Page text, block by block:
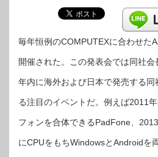
に
合
せ
毎
恒
の
ASUS
表
会
ジ
毎年恒例のCOMPUTEXに合わせた
開催された。この発表会では同社
年内に海外および日本で発売する
る注目のイベントだ。例えば2011
フォンを合体できるPadFone、
にCPUをもちWindowsとAndroidを